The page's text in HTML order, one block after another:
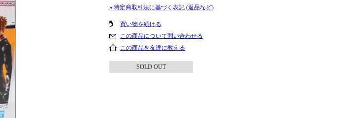
» 特定商取引法に基づく表記 (返品など)
買い物を続ける
この商品について問い合わせる
この商品を友達に教える
SOLD OUT